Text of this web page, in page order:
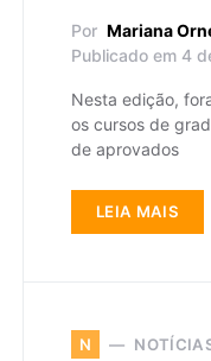
Por Mariana
Publicado em 4
Nesta edição,
os cursos de
de aprovados
LEIA MAIS
N